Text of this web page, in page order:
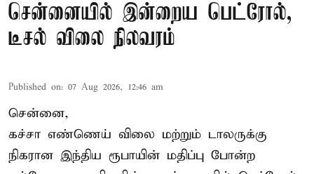
சென்னையில் இன்றைய பெட்ரோல்,
டீசல் விலை நிலவரம்
Published on: 07 Aug 2026, 12:46 am
சென்னை,
கச்சா எண்ணெய் விலை மற்றும் டாலருக்கு
நிகரான இந்திய ரூபாயின் மதிப்பு போன்ற